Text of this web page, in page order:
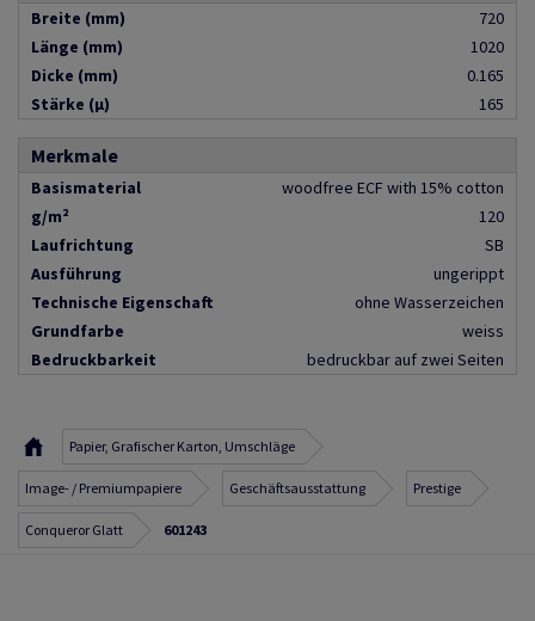
Breite (mm)
720
Länge (mm)
1020
Dicke (mm)
0.165
Stärke (µ)
165
Merkmale
Basismaterial
woodfree ECF with 15% cotton
g/m²
120
Laufrichtung
SB
Ausführung
ungerippt
Technische Eigenschaft
ohne Wasserzeichen
Grundfarbe
weiss
Bedruckbarkeit
bedruckbar auf zwei Seiten
Papier, Grafischer Karton, Umschläge
Image- / Premiumpapiere Geschäftsausstattung Prestige
Conqueror Glatt 601243